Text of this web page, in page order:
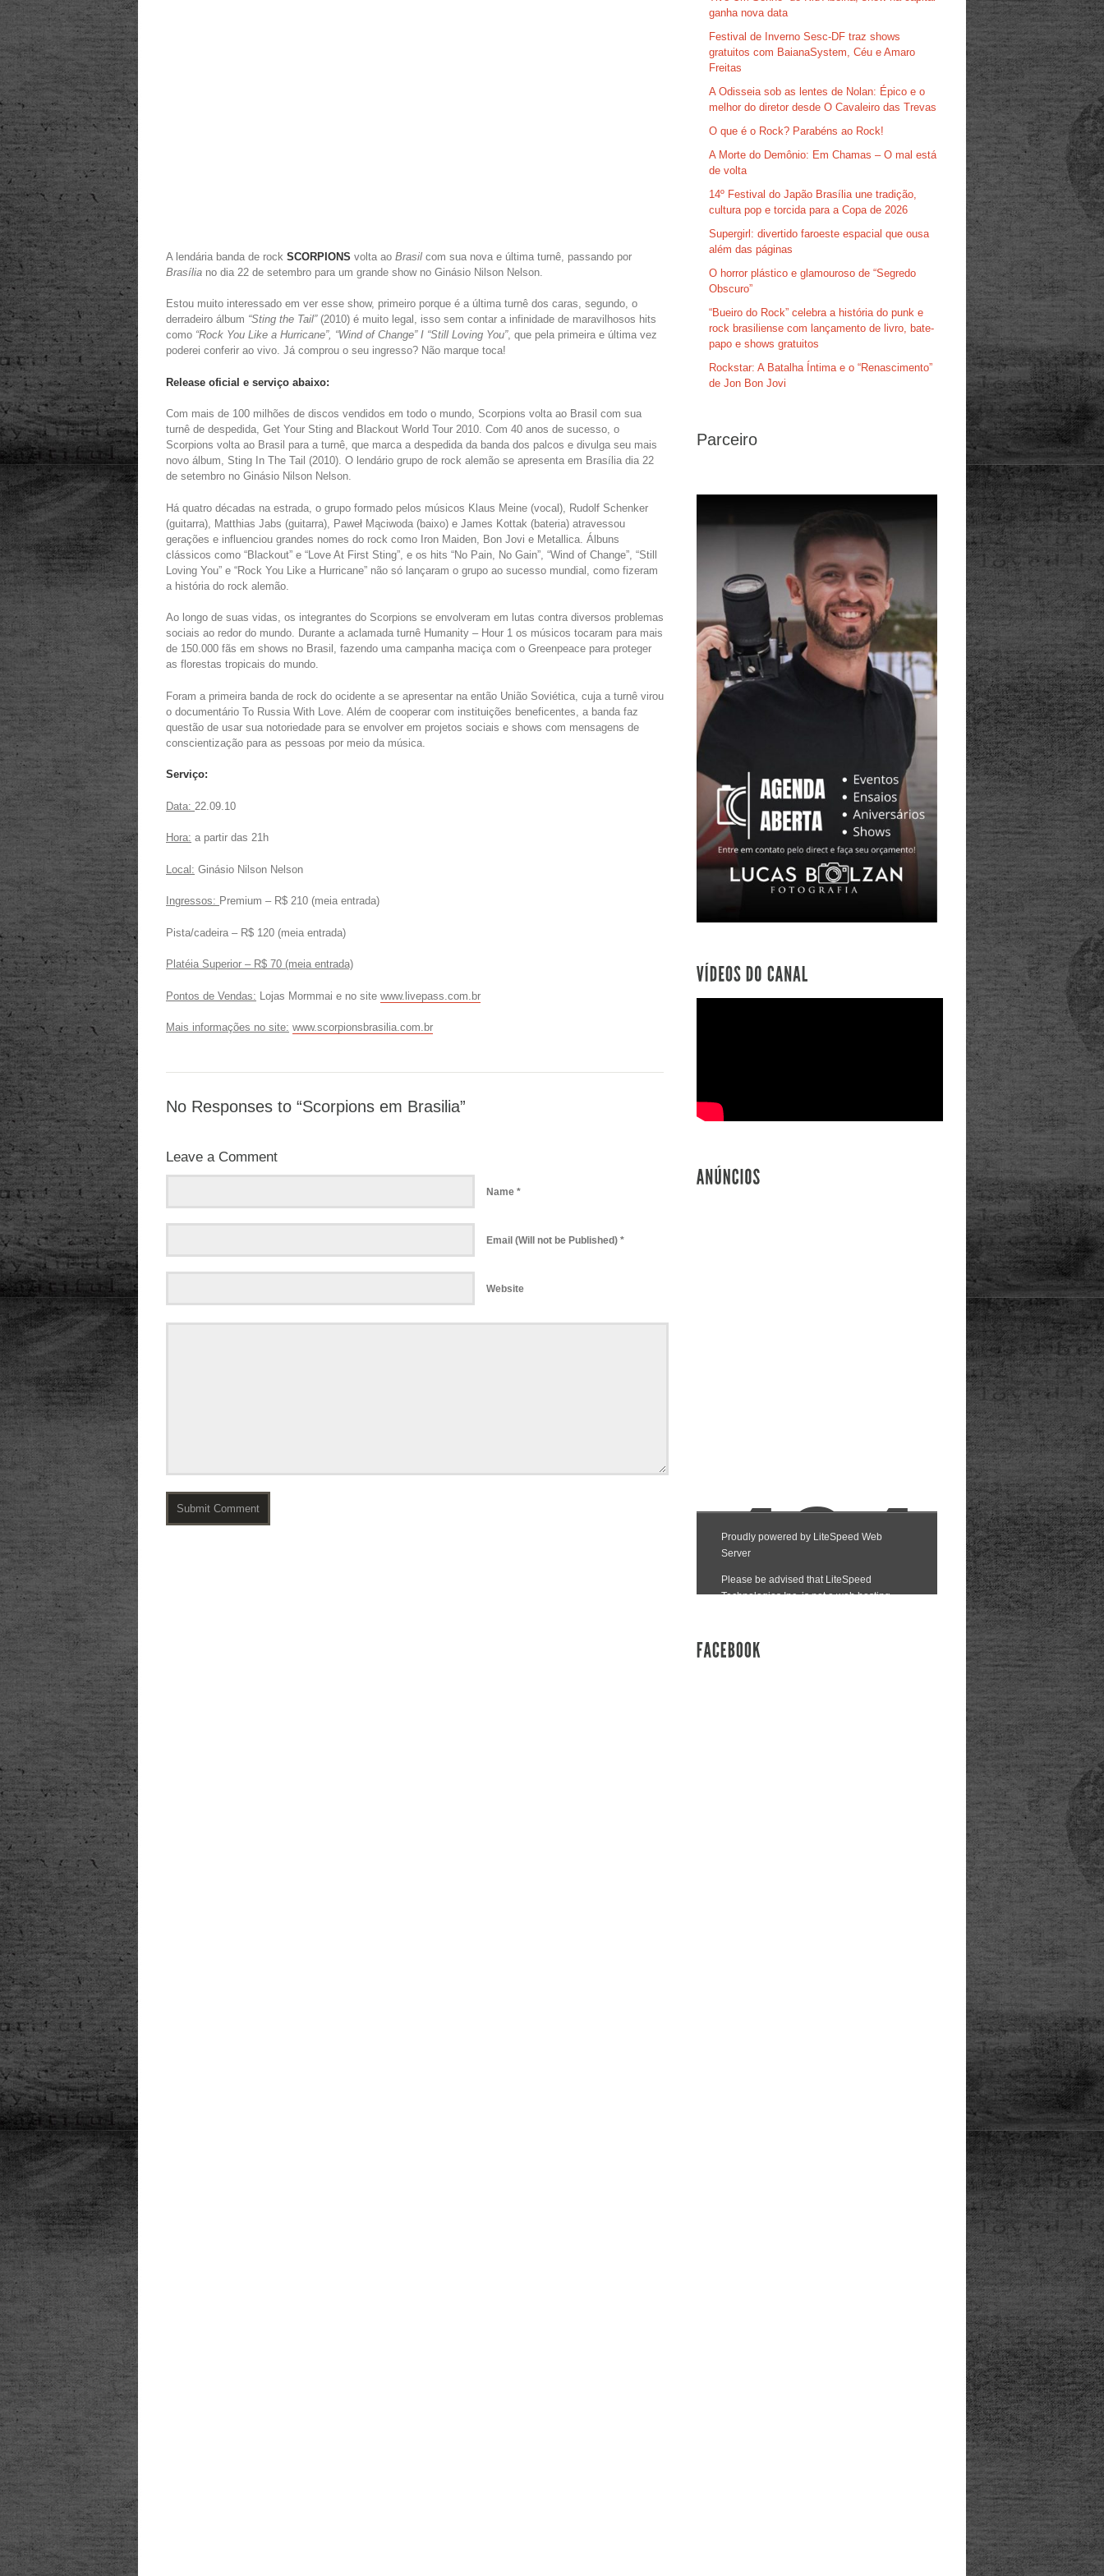
A lendária banda de rock SCORPIONS volta ao Brasil com sua nova e última turnê, passando por
Brasília no dia 22 de setembro para um grande show no Ginásio Nilson Nelson.
Estou muito interessado em ver esse show, primeiro porque é a última turnê dos caras, segundo, o
derradeiro álbum “Sting the Tail”(2010) é muito legal, isso sem contar a infinidade de maravilhosos hits
como “Rock You Like a Hurricane”, “Wind of Change” I “Still Loving You”, que pela primeira e última vez
poderei conferir ao vivo. Já comprou o seu ingresso? Não marque toca!
Release oficial e serviço abaixo:
Com mais de 100 milhões de discos vendidos em todo o mundo, Scorpions volta ao Brasil com sua
turnê de despedida, Get Your Sting and Blackout World Tour 2010. Com 40 anos de sucesso, o
Scorpions volta ao Brasil para a turnê, que marca a despedida da banda dos palcos e divulga seu mais
novo álbum, Sting In The Tail (2010). O lendário grupo de rock alemão se apresenta em Brasília dia 22
de setembro no Ginásio Nilson Nelson.
Há quatro décadas na estrada, o grupo formado pelos músicos Klaus Meine (vocal), Rudolf Schenker
(guitarra), Matthias Jabs (guitarra), Paweł Mąciwoda (baixo) e James Kottak (bateria) atravessou
gerações e influenciou grandes nomes do rock como Iron Maiden, Bon Jovi e Metallica. Álbuns
clássicos como “Blackout” e “Love At First Sting”, e os hits “No Pain, No Gain”, “Wind of Change”, “Still
Loving You” e “Rock You Like a Hurricane” não só lançaram o grupo ao sucesso mundial, como fizeram
a história do rock alemão.
Ao longo de suas vidas, os integrantes do Scorpions se envolveram em lutas contra diversos problemas
sociais ao redor do mundo. Durante a aclamada turnê Humanity – Hour 1 os músicos tocaram para mais
de 150.000 fãs em shows no Brasil, fazendo uma campanha maciça com o Greenpeace para proteger
as florestas tropicais do mundo.
Foram a primeira banda de rock do ocidente a se apresentar na então União Soviética, cuja a turnê virou
o documentário To Russia With Love. Além de cooperar com instituições beneficentes, a banda faz
questão de usar sua notoriedade para se envolver em projetos sociais e shows com mensagens de
conscientização para as pessoas por meio da música.
Serviço:
Data: 22.09.10
Hora: a partir das 21h
Local: Ginásio Nilson Nelson
Ingressos: Premium – R$ 210 (meia entrada)
Pista/cadeira – R$ 120 (meia entrada)
Platéia Superior – R$ 70 (meia entrada)
Pontos de Vendas: Lojas Mormmai e no site www.livepass.com.br
Mais informações no site: www.scorpionsbrasilia.com.br
No Responses to “Scorpions em Brasilia”
Leave a Comment
Name *
Email (Will not be Published) *
Website
ganha nova data
Festival de Inverno Sesc-DF traz shows
gratuitos com BaianaSystem, Céu e Amaro
Freitas
A Odisseia sob as lentes de Nolan: Épico e o
melhor do diretor desde O Cavaleiro das Trevas
O que é o Rock? Parabéns ao Rock!
A Morte do Demônio: Em Chamas – O mal está
de volta
14º Festival do Japão Brasília une tradição,
cultura pop e torcida para a Copa de 2026
Supergirl: divertido faroeste espacial que ousa
além das páginas
O horror plástico e glamouroso de “Segredo
Obscuro”
“Bueiro do Rock” celebra a história do punk e
rock brasiliense com lançamento de livro, bate-
papo e shows gratuitos
Rockstar: A Batalha Íntima e o “Renascimento”
de Jon Bon Jovi
Parceiro